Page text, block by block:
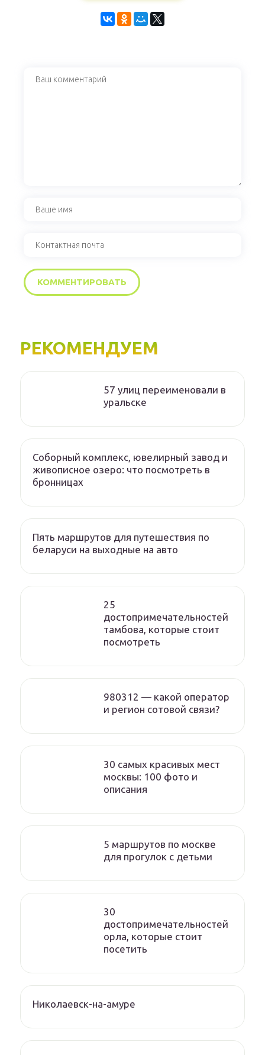
РЕКОМЕНДУЕМ
57 улиц переименовали в
уральске
Соборный комплекс, ювелирный завод и
живописное озеро: что посмотреть в
бронницах
Пять маршрутов для путешествия по
беларуси на выходные на авто
25
достопримечательностей
тамбова, которые стоит
посмотреть
980312 — какой оператор
и регион сотовой связи?
30 самых красивых мест
москвы: 100 фото и
описания
5 маршрутов по москве
для прогулок с детьми
30
достопримечательностей
орла, которые стоит
посетить
Николаевск-на-амуре